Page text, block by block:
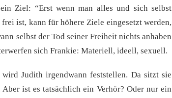
Ziel: “Erst wenn man alles und sich selbst
ist, kann für höhere Ziele eingesetzt werden,
selbst der Tod seiner Freiheit nichts anhaben
sich Frankie: Materiell, ideell, sexuell.
Judith irgendwann feststellen. Da sitzt sie
ist es tatsächlich ein Verhör? Oder nur ein